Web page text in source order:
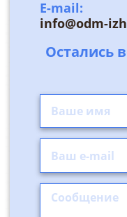
E-mail:
info@odm-
Остались